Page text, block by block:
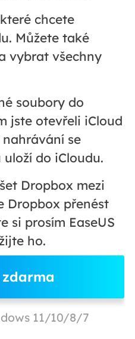
chcete
Můžete také
vybrat všechny
soubory do
jste otevřeli iCloud
se
do iCloudu.
Dropbox mezi
Dropbox přenést
si prosím EaseUS
ho.
11/10/8/7